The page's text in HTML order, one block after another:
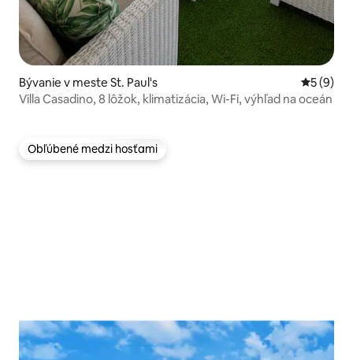
Bývanie v meste St. Paul's
5 (9)
Villa Casadino, 8 lôžok, klimatizácia, Wi-Fi, výhľad na oceán
Obľúbené medzi hosťami
Obľúbené medzi hosťami